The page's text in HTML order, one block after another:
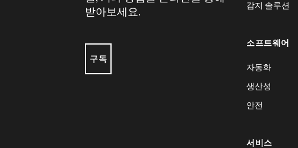
받아보세요.
구독
감지 솔루션
소프트웨어
자동화
생산성
안전
서비스